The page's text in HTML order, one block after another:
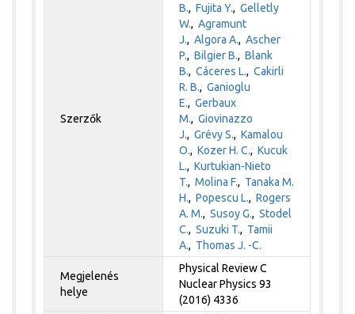
Szerzők
B.,Fujita Y.,Gelletly
W.,Agramunt
J.,Algora A.,Ascher
P.,Bilgier B.,Blank
B.,Cáceres L.,Cakirli
R. B.,Ganioglu
E.,Gerbaux
M.,Giovinazzo
J.,Grévy S.,Kamalou
O.,Kozer H. C.,Kucuk
L.,Kurtukian-Nieto
T.,Molina F., Tanaka M.
H.,Popescu L.,Rogers
A. M.,Susoy G.,Stodel
C.,Suzuki T., Tamii
A., Thomas J. -C.
Megjelenés
helye
Physical Review C
Nuclear Physics 93
(2016) 4336